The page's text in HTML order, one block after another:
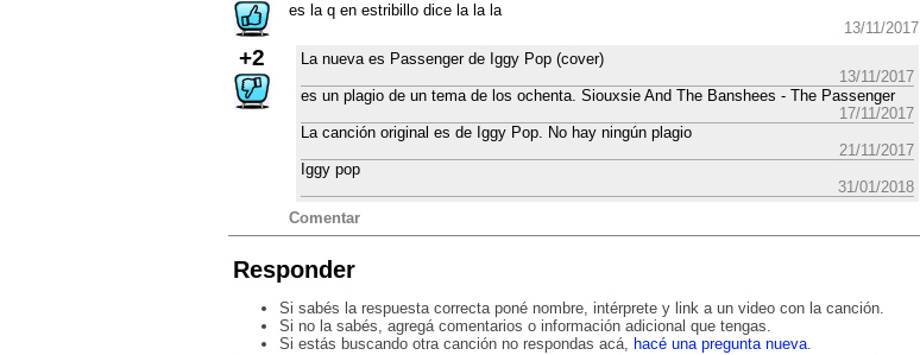
+2
es la q en estribillo dice la la la
13/11/2017
La nueva es Passenger de Iggy Pop (cover)
13/11/2017
es un plagio de un tema de los ochenta. Siouxsie And The Banshees - The Passenger
17/11/2017
La canción original es de Iggy Pop. No hay ningún plagio
21/11/2017
Iggy pop
31/01/2018
Comentar
Responder
Si sabés la respuesta correcta poné nombre, intérprete y link a un video con la canción.
Si no la sabés, agregá comentarios o información adicional que tengas.
Si estás buscando otra canción no respondas acá, hacé una pregunta nueva.